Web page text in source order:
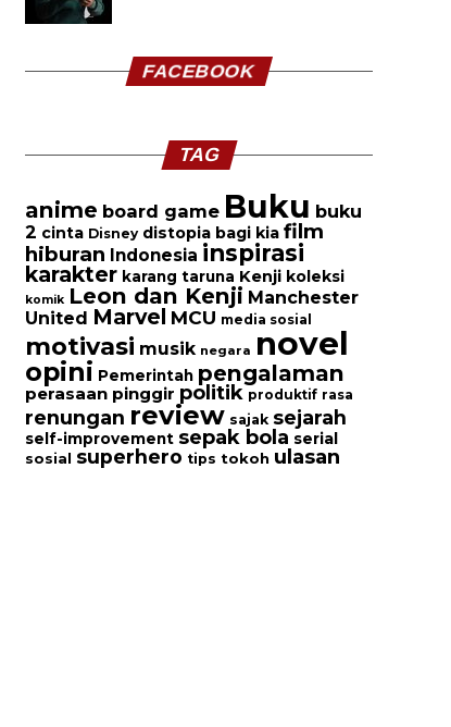
FACEBOOK
TAG
anime board game Buku buku
2 cinta Disney distopia bagi kia film
hiburan Indonesia inspirasi
karakter karang taruna Kenji koleksi
komik Leon dan Kenji Manchester
United Marvel MCU media sosial
motivasi musik negara novel
opini Pemerintah pengalaman
perasaan pinggir politik produktif rasa
renungan review sajak sejarah
self-improvement sepak bola serial
sosial superhero tips tokoh ulasan